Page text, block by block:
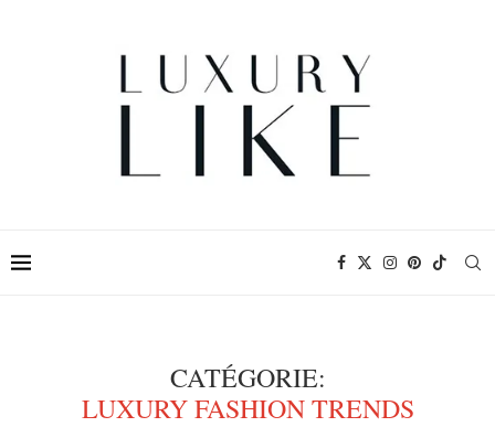
CATÉGORIE:
LUXURY FASHION TRENDS